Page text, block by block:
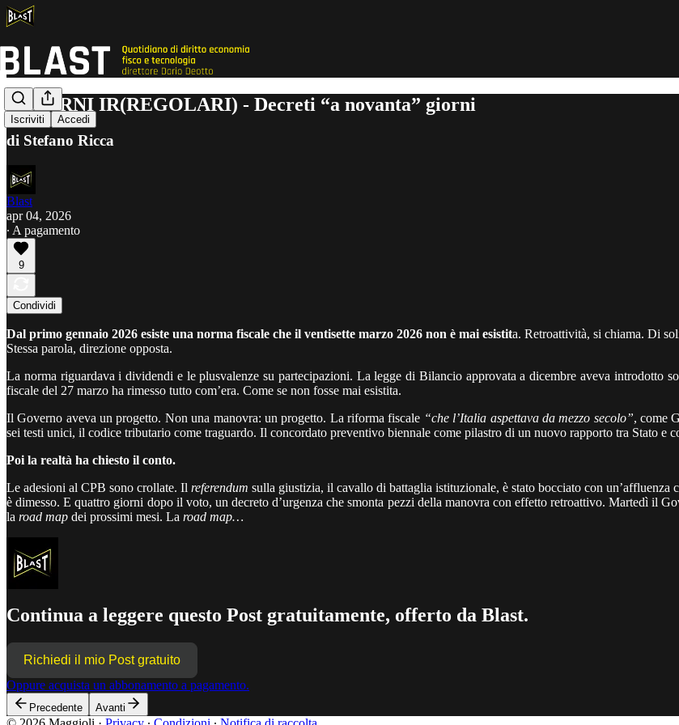
Iscriviti Accedi
7 GIORNI IR(REGOLARI) - Decreti “a novanta” giorni
di Stefano Ricca
Blast
apr 04, 2026
∙ A pagamento
9
Condividi
Dal primo gennaio 2026 esiste una norma fiscale che il ventisette marzo 2026 non è mai esistita. Retroattività, si chiama. Di
Stessa parola, direzione opposta.
La norma riguardava i dividendi e le plusvalenze su partecipazioni. La legge di Bilancio approvata a dicembre aveva introdotto
fiscale del 27 marzo ha rimesso tutto com’era. Come se non fosse mai esistita.
Il Governo aveva un progetto. Non una manovra: un progetto. La riforma fiscale “che l’Italia aspettava da mezzo secolo”, come
sei testi unici, il codice tributario come traguardo. Il concordato preventivo biennale come pilastro di un nuovo rapporto tra Stato e
Poi la realtà ha chiesto il conto.
Le adesioni al CPB sono crollate. Il referendum sulla giustizia, il cavallo di battaglia istituzionale, è stato bocciato con
è dimesso. E quattro giorni dopo il voto, un decreto d’urgenza che smonta pezzi della manovra con effetto retroattivo. Martedì il
la road map dei prossimi mesi. La road map…
Continua a leggere questo Post gratuitamente, offerto da Blast.
Richiedi il mio Post gratuito
Oppure acquista un abbonamento a pagamento.
Precedente Avanti